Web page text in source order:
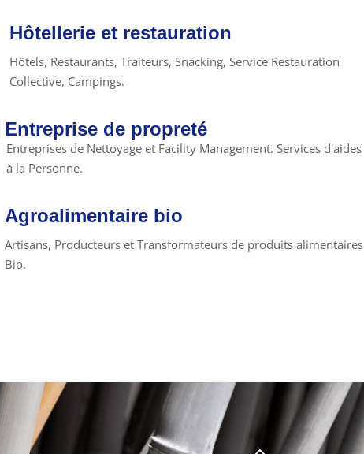
Hôtellerie et restauration
Hôtels, Restaurants, Traiteurs, Snacking, Service Restauration
Collective, Campings.
Entreprise de propreté
Entreprises de Nettoyage et Facility Management. Services d'aides
à la Personne.
Agroalimentaire bio
Artisans, Producteurs et Transformateurs de produits alimentaires
Bio.